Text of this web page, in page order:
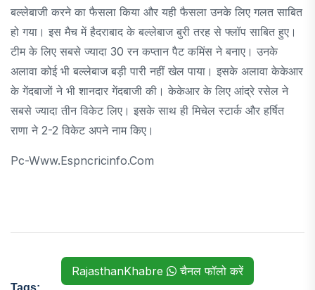
बल्लेबाजी करने का फैसला किया और यही फैसला उनके लिए गलत साबित
हो गया। इस मैच में हैदराबाद के बल्लेबाज बुरी तरह से फ्लॉप साबित हुए।
टीम के लिए सबसे ज्यादा 30 रन कप्तान पैट कमिंस ने बनाए। उनके
अलावा कोई भी बल्लेबाज बड़ी पारी नहीं खेल पाया। इसके अलावा केकेआर
के गेंदबाजों ने भी शानदार गेंदबाजी की। केकेआर के लिए आंद्रे रसेल ने
सबसे ज्यादा तीन विकेट लिए। इसके साथ ही मिचेल स्टार्क और हर्षित
राणा ने 2-2 विकेट अपने नाम किए।
Pc-Www.espncricinfo.com
RajasthanKhabre चैनल फॉलो करें
Tags: